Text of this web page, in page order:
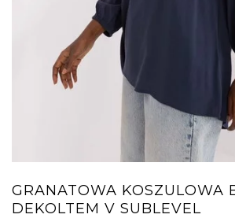
GRANATOWA KOSZULOWA
DEKOLTEM V SUBLEVEL